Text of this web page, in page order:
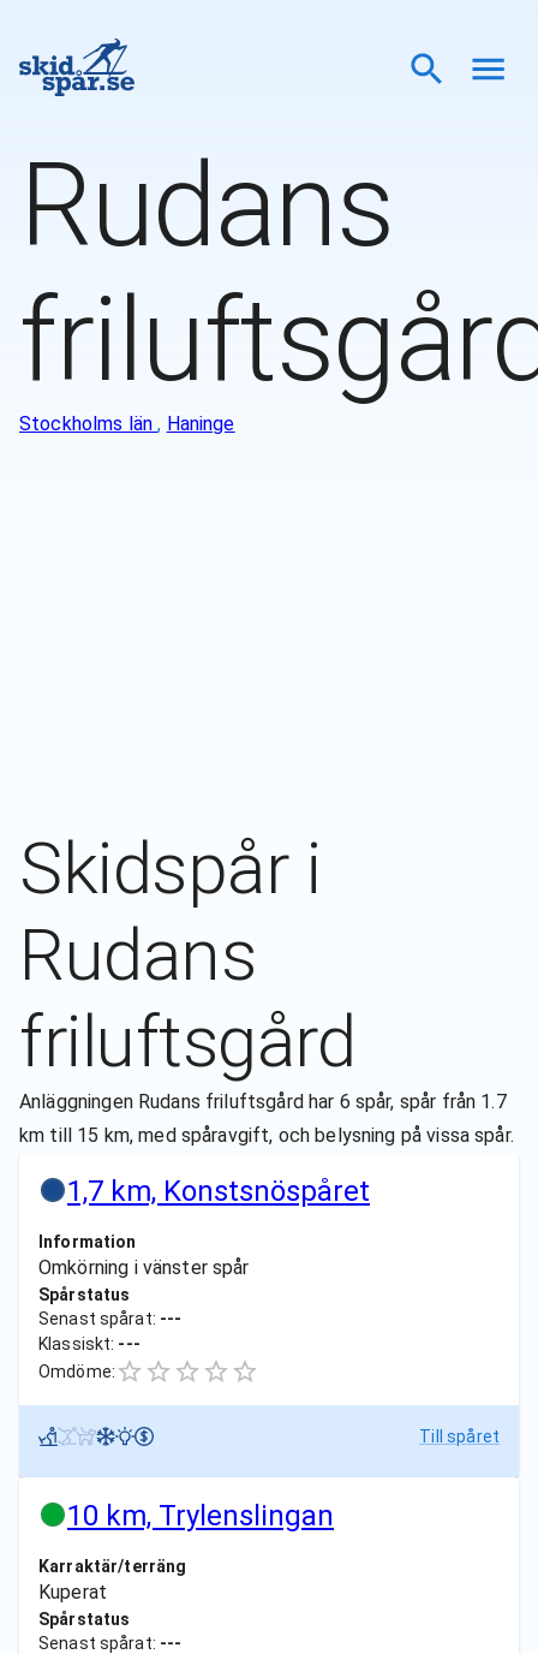
Rudans
Stockholms län, Haninge
Skidspår i
Rudans
friluftsgård
Anläggningen Rudans friluftsgård har 6 spår, spår från 1.7
km till 15 km, med spåravgift, och belysning på vissa spår.
1,7 km, Konstsnöspåret
Information
Omkörning i vänster spår
Spårstatus
Senast spårat: ---
Klassiskt: ---
Omdöme:
Till spåret
10 km, Trylenslingan
Karraktär/terräng
Kuperat
Spårstatus
Senast spårat: ---